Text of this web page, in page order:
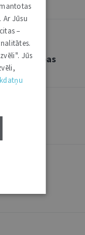
būvniecības
Ar Jūsu
–
Jūs